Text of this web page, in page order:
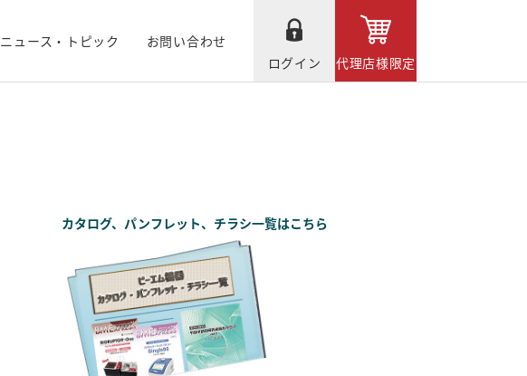
ニュース・トピック
お問い合わせ
ログイン
代理店様限定
カタログ、パンフレット、チラシ一覧はこちら